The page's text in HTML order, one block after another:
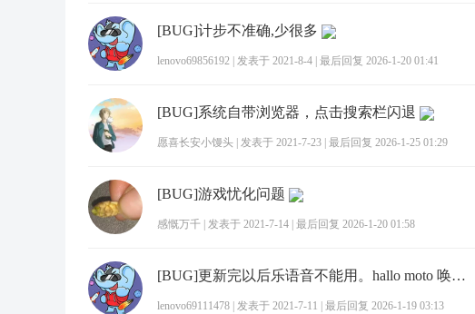
[BUG]计步不准确,少很多
lenovo69856192 发表于 2021-8-4 最后回复 2026-1-20 01:41
[BUG]系统自带浏览器，点击搜索栏闪退
愿喜长安小馒头 发表于 2021-7-23 最后回复 2026-1-25 01:29
[BUG]游戏忧化问题
感慨万千 发表于 2021-7-14 最后回复 2026-1-20 01:58
[BUG]更新完以后乐语音不能用。hallo moto 唤醒，而且重新录入的时候都是没显示没听清
lenovo69111478 发表于 2021-7-11 最后回复 2026-1-19 03:13